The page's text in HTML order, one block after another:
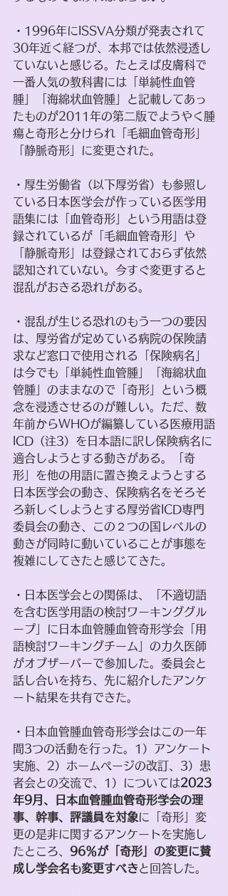
・1996年にISSVA分類が発表されて
30年近く経つが、本邦では依然浸透し
ていないと感じる。たとえば皮膚科で
一番人気の教科書には「単純性血管
腫」「海綿状血管腫」と記載してあっ
たものが2011年の第二版でようやく腫
瘍と奇形と分けられ「毛細血管奇形」
「静脈奇形」に変更された。
・厚生労働省（以下厚労省）も参照し
ている日本医学会が作っている医学用
語集には「血管奇形」という用語は登
録されているが「毛細血管奇形」や
「静脈奇形」は登録されておらず依然
認知されていない。今すぐ変更すると
混乱がおきる恐れがある。
・混乱が生じる恐れのもう一つの要因
は、厚労省が定めている病院の保険請
求など窓口で使用される「保険病名」
は今でも「単純性血管腫」「海綿状血
管腫」のままなので「奇形」という概
念を浸透させるのが難しい。ただ、数
年前からWHOが編纂している医療用語
ICD（注3）を日本語に訳し保険病名に
適合しようとする動きがある。「奇
形」を他の用語に置き換えようとする
日本医学会の動き、保険病名をそろそ
ろ新しくしようとする厚労省ICD専門
委員会の動き、この２つの国レベルの
動きが同時に動いていることが事態を
複雑にしてきたと感じてきた。
・日本医学会との関係は、「不適切語
を含む医学用語の検討ワーキンググル
ープ」に日本血管腫血管奇形学会「用
語検討ワーキングチーム」の力久医師
がオブザーバーで参加した。委員会と
話し合いを持ち、先に紹介したアンケ
ート結果を共有できた。
・日本血管腫血管奇形学会はこの一年
間3つの活動を行った。1）アンケート
実施、2）ホームページの改訂、3）患
者会との交流で、1）については2023
年9月、日本血管腫血管奇形学会の理
事、幹事、評議員を対象に「奇形」変
更の是非に関するアンケートを実施し
たところ、 96％が「奇形」の変更に賛
成し学会名も変更すべきと回答した。